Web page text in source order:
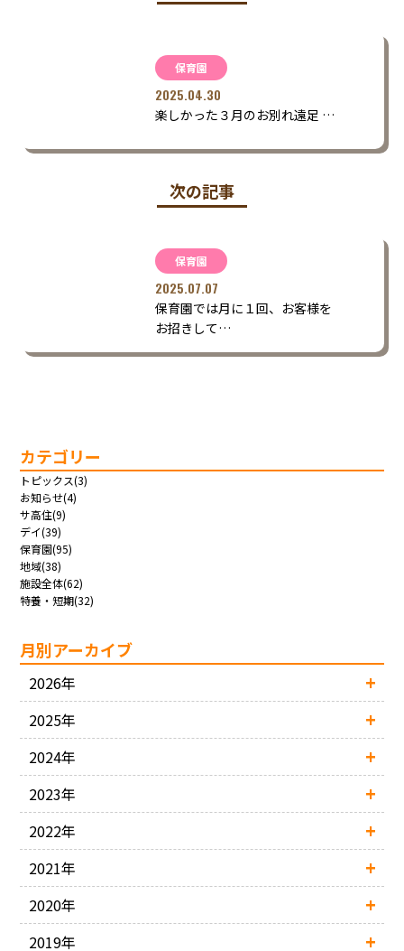
保育園
2025.04.30
楽しかった３月のお別れ遠足 …
次の記事
保育園
2025.07.07
保育園では月に１回、お客様を
お招きして…
カテゴリー
トピックス(3)
お知らせ(4)
サ高住(9)
デイ(39)
保育園(95)
地域(38)
施設全体(62)
特養・短期(32)
月別アーカイブ
2026年
2025年
2024年
2023年
2022年
2021年
2020年
2019年